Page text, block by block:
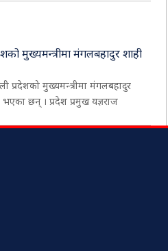
मुख्यमन्त्रीमा मंगलबहादुर शाही
प्रदेशको मुख्यमन्त्रीमा मंगलबहादुर
भएका छन् । प्रदेश प्रमुख यज्ञराज